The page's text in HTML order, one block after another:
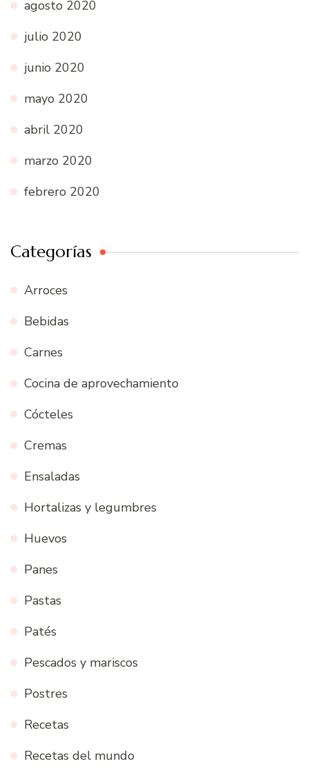
agosto 2020
julio 2020
junio 2020
mayo 2020
abril 2020
marzo 2020
febrero 2020
Categorías
Arroces
Bebidas
Carnes
Cocina de aprovechamiento
Cócteles
Cremas
Ensaladas
Hortalizas y legumbres
Huevos
Panes
Pastas
Patés
Pescados y mariscos
Postres
Recetas
Recetas del mundo